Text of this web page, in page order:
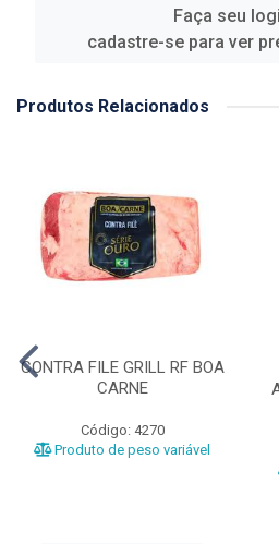
Faça seu
cadastre-se para ver
Produtos Relacionados
CONTRA FILE GRILL RF BOA
CARNE
Código: 4270
Produto de peso variável